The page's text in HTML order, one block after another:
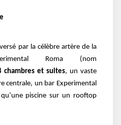
par la célèbre artère de la
Roma (nom
chambres et suites, un vaste
centrale, un bar Experimental
piscine sur un rooftop